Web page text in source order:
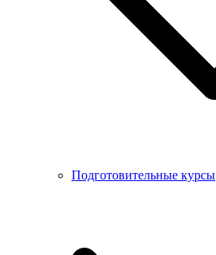
Подготовительные курсы